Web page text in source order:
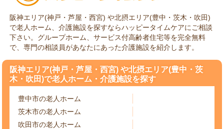
阪神エリア(神戸・芦屋・西宮) や北摂エリア(豊中・茨木・吹田)
で老人ホーム、介護施設を探すならハッピータイムケアにご相談
下さい。グループホーム、サービス付高齢者住宅等を完全無料
で、専門の相談員があなたにあった介護施設を紹介します。
阪神エリア(神戸・芦屋・西宮) や北摂エリア(豊中・茨
木・吹田)で老人ホーム・介護施設を探す
豊中市の老人ホーム
茨木市の老人ホーム
吹田市の老人ホーム